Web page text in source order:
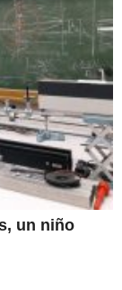
un niño